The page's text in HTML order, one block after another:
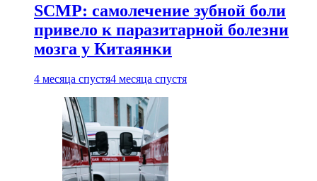
SCMP: самолечение зубной боли
привело к паразитарной болезни
мозга у Китаянки
4 месяца спустя4 месяца спустя